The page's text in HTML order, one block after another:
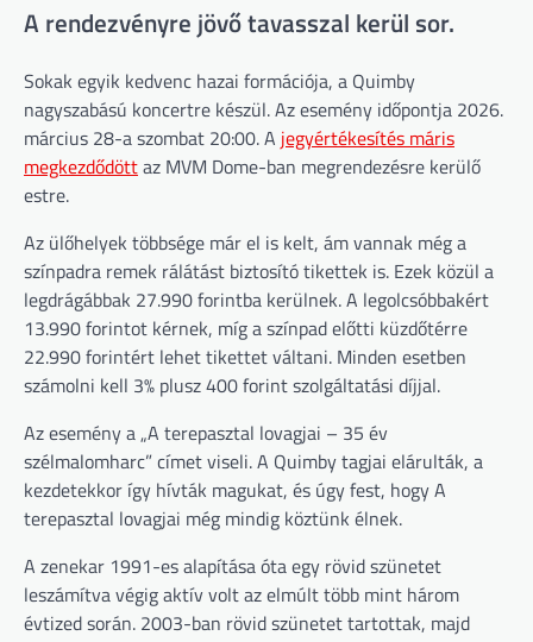
A rendezvényre jövő tavasszal kerül sor.
Sokak egyik kedvenc hazai formációja, a Quimby
nagyszabású koncertre készül. Az esemény időpontja 2026.
március 28-a szombat 20:00. A jegyértékesítés máris
megkezdődöttaz MVM Dome-ban megrendezésre kerülő
estre.
Az ülőhelyek többsége már el is kelt, ám vannak még a
színpadra remek rálátást biztosító tikettek is. Ezek közül a
legdrágábbak 27.990 forintba kerülnek. A legolcsóbbakért
13.990 forintot kérnek, míg a színpad előtti küzdőtérre
22.990 forintért lehet tikettet váltani. Minden esetben
számolni kell 3% plusz 400 forint szolgáltatási díjjal.
Az esemény a „A terepasztal lovagjai – 35 év
szélmalomharc” címet viseli. A Quimby tagjai elárulták, a
kezdetekkor így hívták magukat, és úgy fest, hogy A
terepasztal lovagjai még mindig köztünk élnek.
A zenekar 1991-es alapítása óta egy rövid szünetet
leszámítva végig aktív volt az elmúlt több mint három
évtized során. 2003-ban rövid szünetet tartottak, majd